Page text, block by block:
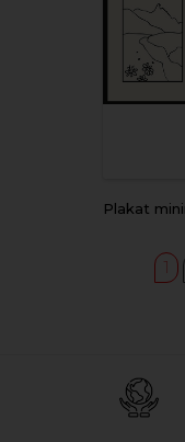
Plakat
1